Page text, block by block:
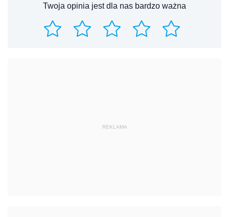
Twoja opinia jest dla nas bardzo ważna
REKLAMA